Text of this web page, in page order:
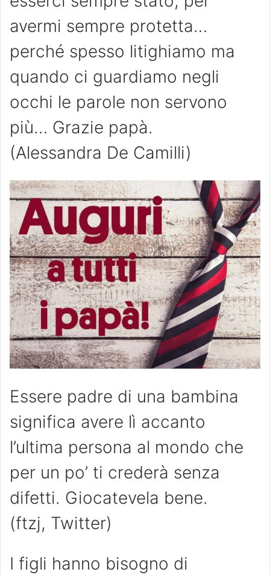
avermi sempre protetta…
perché spesso litighiamo ma
quando ci guardiamo negli
occhi le parole non servono
più… Grazie papà.
(Alessandra De Camilli)
Essere padre di una bambina
significa avere lì accanto
l’ultima persona al mondo che
per un po’ ti crederà senza
difetti. Giocatevela bene.
(ftzj, Twitter)
I figli hanno bisogno di